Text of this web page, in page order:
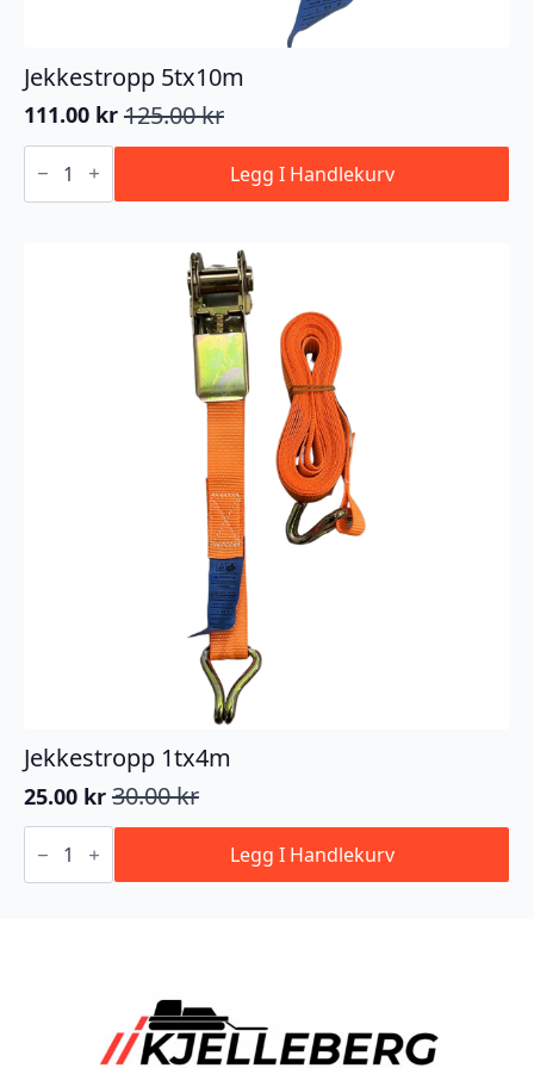
Jekkestropp 5tx10m
125.00kr
Opprinnelig
pris
var:
125.00 kr.
111.00 kr
Nåværende
pris
er:
111.00 kr.
Jekkestropp
5tx10m Legg I Handlekurv
Jekkestropp 1tx4m
30.00kr
Opprinnelig
pris
var:
30.00 kr.
25.00 kr
Nåværende
pris
er:
25.00 kr.
Jekkestropp
1tx4m Legg I Handlekurv